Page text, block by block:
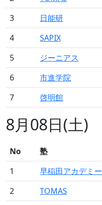
3
日能研
4
SAPIX
5
ジーニアス
6
市進学院
7
啓明館
8月08日(土)
No 塾
1
早稲田アカデミー
2
TOMAS